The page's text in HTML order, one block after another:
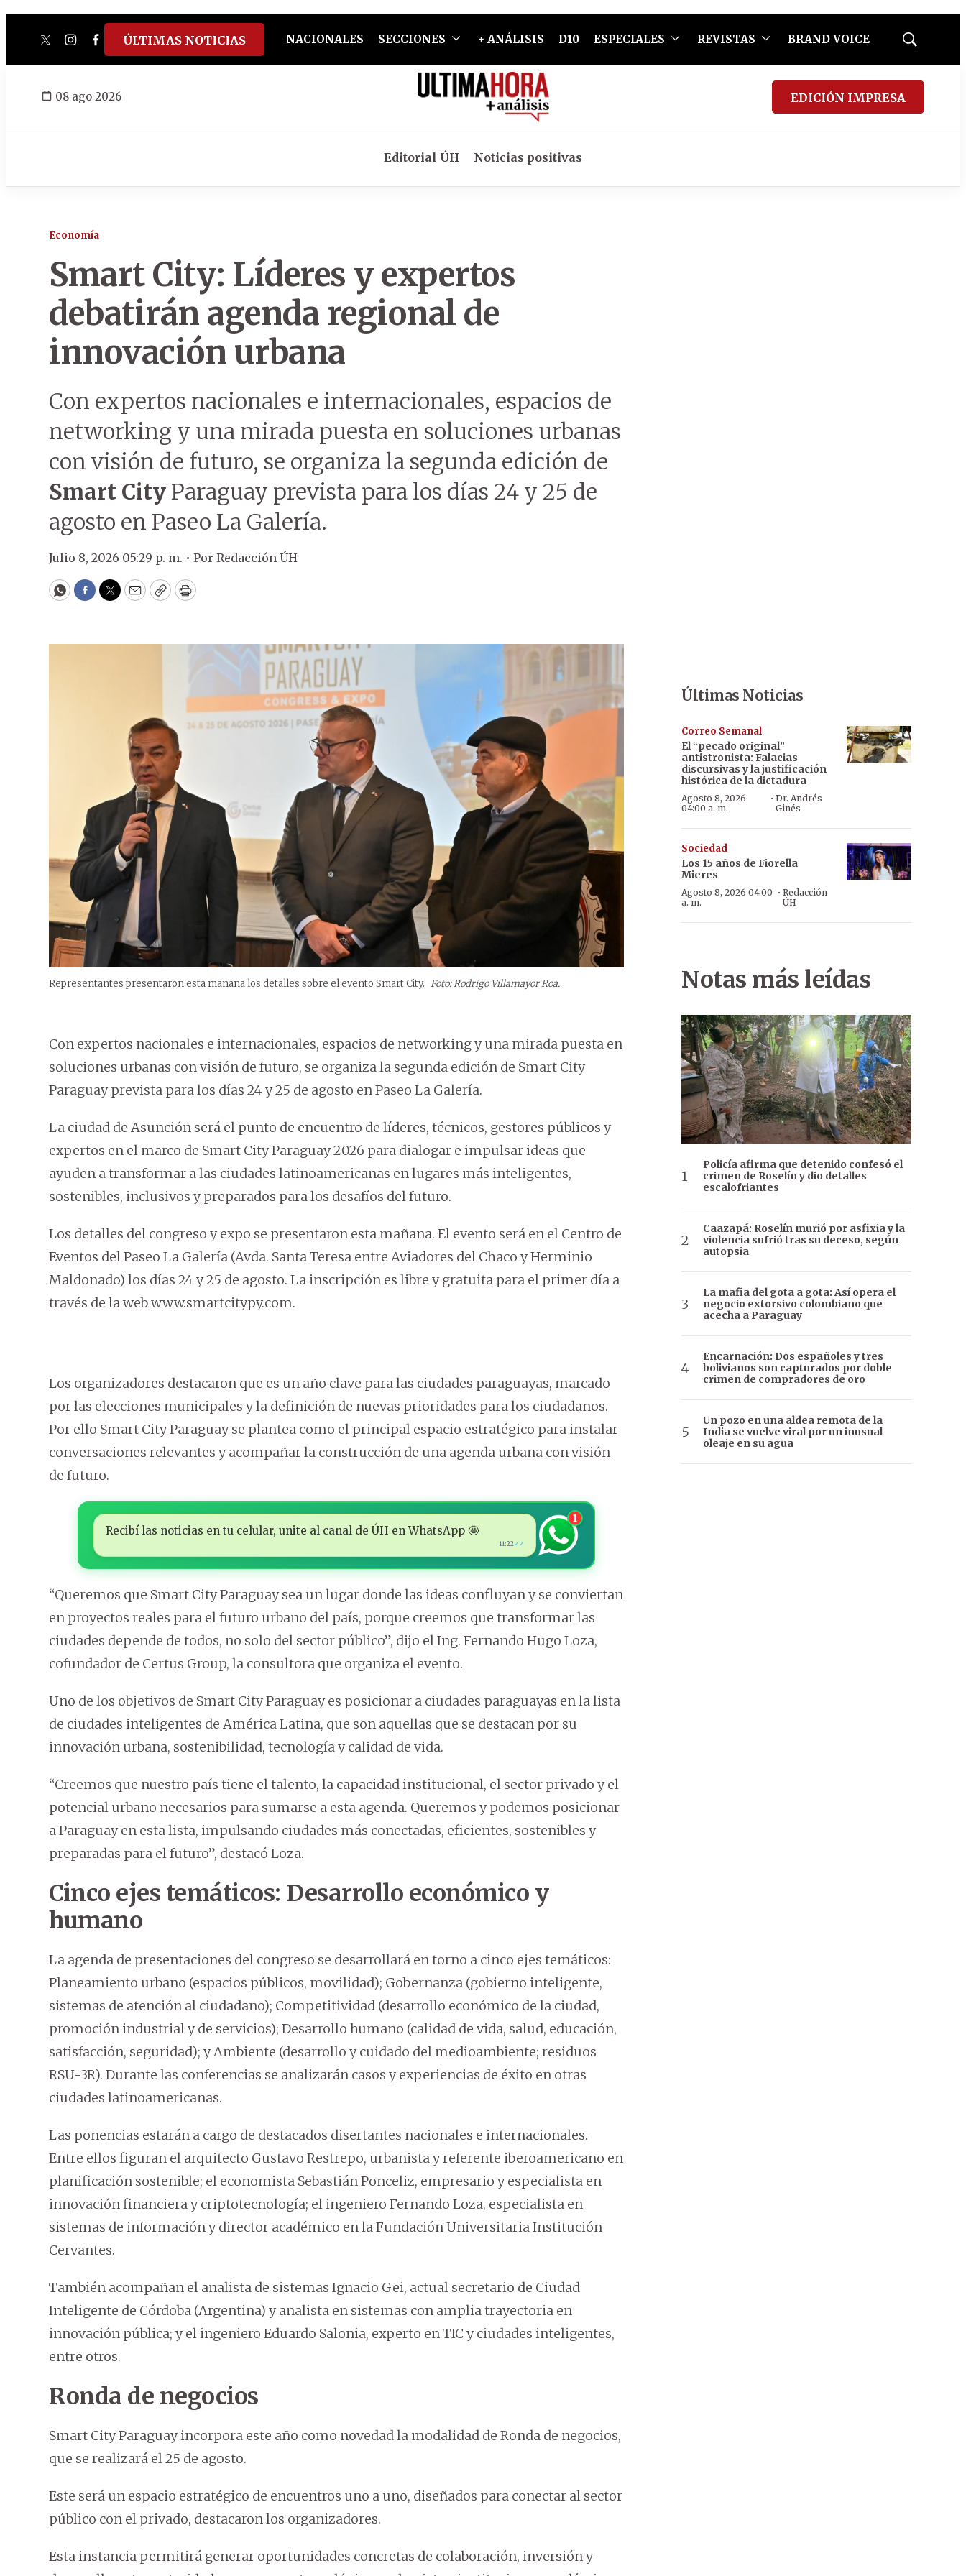
twitterinstagram
facebook
tiktokyoutube
spotify
ÚLTIMAS NOTICIAS NACIONALES SECCIONES + ANÁLISIS D10 ESPECIALES REVISTAS BRAND VOICE
Mostrar
08 ago 2026 EDICIÓN IMPRESA
Editorial ÚH Noticias positivas
Economía
Smart City: Líderes y expertos
debatirán agenda regional de
innovación urbana
Con expertos nacionales e internacionales, espacios de
networking y una mirada puesta en soluciones urbanas
con visión de futuro, se organiza la segunda edición de
Smart City Paraguay prevista para los días 24 y 25 de
agosto en Paseo La Galería.
Julio 8, 2026 05:29 p. m. • Por Redacción ÚH
WhatsApp
Facebook
Twitter
EmailCopyPrint
Representantes presentaron esta mañana los detalles sobre el evento Smart City. Foto: Rodrigo Villamayor Roa.
Con expertos nacionales e internacionales, espacios de networking y una mirada puesta en
soluciones urbanas con visión de futuro, se organiza la segunda edición de Smart City
Paraguay prevista para los días 24 y 25 de agosto en Paseo La Galería.
La ciudad de Asunción será el punto de encuentro de líderes, técnicos, gestores públicos y
expertos en el marco de Smart City Paraguay 2026 para dialogar e impulsar ideas que
ayuden a transformar a las ciudades latinoamericanas en lugares más inteligentes,
sostenibles, inclusivos y preparados para los desafíos del futuro.
Los detalles del congreso y expo se presentaron esta mañana. El evento será en el Centro de
Eventos del Paseo La Galería (Avda. Santa Teresa entre Aviadores del Chaco y Herminio
Maldonado) los días 24 y 25 de agosto. La inscripción es libre y gratuita para el primer día a
través de la web www.smartcitypy.com.
Los organizadores destacaron que es un año clave para las ciudades paraguayas, marcado
por las elecciones municipales y la definición de nuevas prioridades para los ciudadanos.
Por ello Smart City Paraguay se plantea como el principal espacio estratégico para instalar
conversaciones relevantes y acompañar la construcción de una agenda urbana con visión
de futuro.
Recibí las noticias en tu celular, unite al canal de ÚH en WhatsApp 🤩
11:22✓✓
1
“Queremos que Smart City Paraguay sea un lugar donde las ideas confluyan y se conviertan
en proyectos reales para el futuro urbano del país, porque creemos que transformar las
ciudades depende de todos, no solo del sector público”, dijo el Ing. Fernando Hugo Loza,
cofundador de Certus Group, la consultora que organiza el evento.
Uno de los objetivos de Smart City Paraguay es posicionar a ciudades paraguayas en la lista
de ciudades inteligentes de América Latina, que son aquellas que se destacan por su
innovación urbana, sostenibilidad, tecnología y calidad de vida.
“Creemos que nuestro país tiene el talento, la capacidad institucional, el sector privado y el
potencial urbano necesarios para sumarse a esta agenda. Queremos y podemos posicionar
a Paraguay en esta lista, impulsando ciudades más conectadas, eficientes, sostenibles y
preparadas para el futuro”, destacó Loza.
Cinco ejes temáticos: Desarrollo económico y
humano
La agenda de presentaciones del congreso se desarrollará en torno a cinco ejes temáticos:
Planeamiento urbano (espacios públicos, movilidad); Gobernanza (gobierno inteligente,
sistemas de atención al ciudadano); Competitividad (desarrollo económico de la ciudad,
promoción industrial y de servicios); Desarrollo humano (calidad de vida, salud, educación,
satisfacción, seguridad); y Ambiente (desarrollo y cuidado del medioambiente; residuos
RSU-3R). Durante las conferencias se analizarán casos y experiencias de éxito en otras
ciudades latinoamericanas.
Las ponencias estarán a cargo de destacados disertantes nacionales e internacionales.
Entre ellos figuran el arquitecto Gustavo Restrepo, urbanista y referente iberoamericano en
planificación sostenible; el economista Sebastián Ponceliz, empresario y especialista en
innovación financiera y criptotecnología; el ingeniero Fernando Loza, especialista en
sistemas de información y director académico en la Fundación Universitaria Institución
Cervantes.
También acompañan el analista de sistemas Ignacio Gei, actual secretario de Ciudad
Inteligente de Córdoba (Argentina) y analista en sistemas con amplia trayectoria en
innovación pública; y el ingeniero Eduardo Salonia, experto en TIC y ciudades inteligentes,
entre otros.
Ronda de negocios
Smart City Paraguay incorpora este año como novedad la modalidad de Ronda de negocios,
que se realizará el 25 de agosto.
Este será un espacio estratégico de encuentros uno a uno, diseñados para conectar al sector
público con el privado, destacaron los organizadores.
Esta instancia permitirá generar oportunidades concretas de colaboración, inversión y
Últimas Noticias
Correo Semanal
El “pecado original”
antistronista: Falacias
discursivas y la justificación
histórica de la dictadura
Agosto 8, 2026
04:00 a. m.
·Dr. Andrés
Ginés
Sociedad
Los 15 años de Fiorella
Mieres
Agosto 8, 2026 04:00
a. m.
· Redacción
ÚH
Notas más leídas
Policía afirma que detenido confesó el
crimen de Roselín y dio detalles
escalofriantes
Caazapá: Roselín murió por asfixia y la
violencia sufrió tras su deceso, según
autopsia
La mafia del gota a gota: Así opera el
negocio extorsivo colombiano que
acecha a Paraguay
Encarnación: Dos españoles y tres
bolivianos son capturados por doble
crimen de compradores de oro
Un pozo en una aldea remota de la
India se vuelve viral por un inusual
oleaje en su agua